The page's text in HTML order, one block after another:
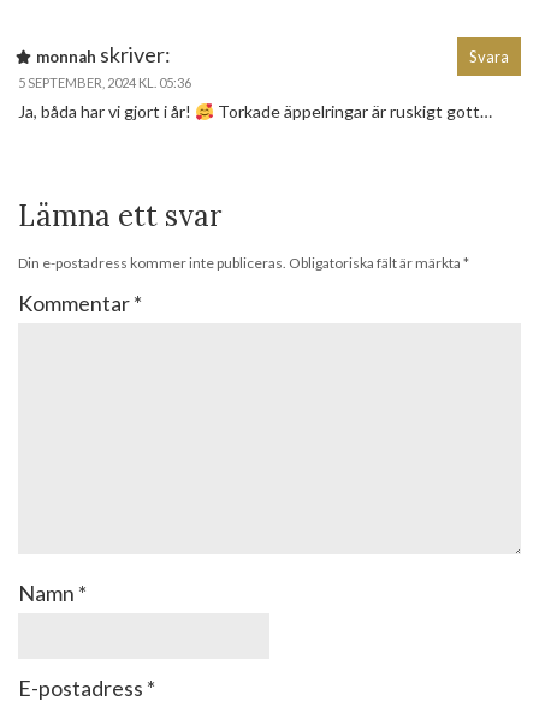
monnah skriver:
5 SEPTEMBER, 2024 KL. 05:36
Ja, båda har vi gjort i år! Torkade äppelringar är ruskigt gott…
Svara
Lämna ett svar
Din e-postadress kommer inte publiceras. Obligatoriska fält är märkta *
Kommentar*
Namn *
E-postadress *